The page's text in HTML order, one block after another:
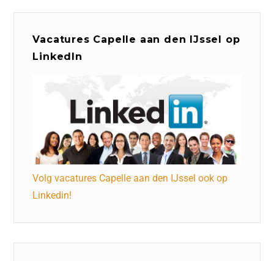
Vacatures Capelle aan den IJssel op
LinkedIn
Volg vacatures Capelle aan den IJssel ook op
Linkedin!